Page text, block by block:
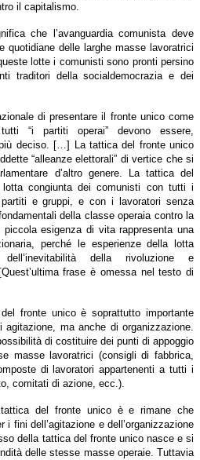
il capitalismo.
che l’avanguardia comunista deve
quotidiane delle larghe masse lavoratrici
lotte i comunisti sono pronti persino
traditori della socialdemocrazia e dei
di presentare il fronte unico come
“i partiti operai” devono essere,
deciso. […] La tattica del fronte unico
“alleanze elettorali” di vertice che si
d’altro genere. La tattica del
congiunta dei comunisti con tutti i
partiti e gruppi, e con i lavoratori senza
della classe operaia contro la
esigenza di vita rappresenta una
perché le esperienze della lotta
della rivoluzione e
frase è omessa nel testo di
fronte unico è soprattutto importante
ma anche di organizzazione.
di costituire dei punti di appoggio
masse lavoratrici (consigli di fabbrica,
di lavoratori appartenenti a tutti i
comitati di azione, ecc.).
del fronte unico è e rimane che
fini dell’agitazione e dell’organizzazione
della tattica del fronte unico nasce e si
delle stesse masse operaie. Tuttavia